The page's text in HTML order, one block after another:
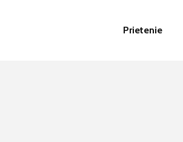
Prietenie